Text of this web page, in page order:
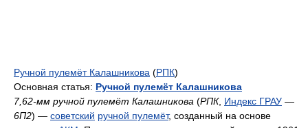
Ручной пулемёт Калашникова (РПК)
Основная статья: Ручной пулемёт Калашникова
7,62-мм ручной пулемёт Калашникова (РПК, Индекс ГРАУ —
6П2) — советский ручной пулемёт, созданный на основе